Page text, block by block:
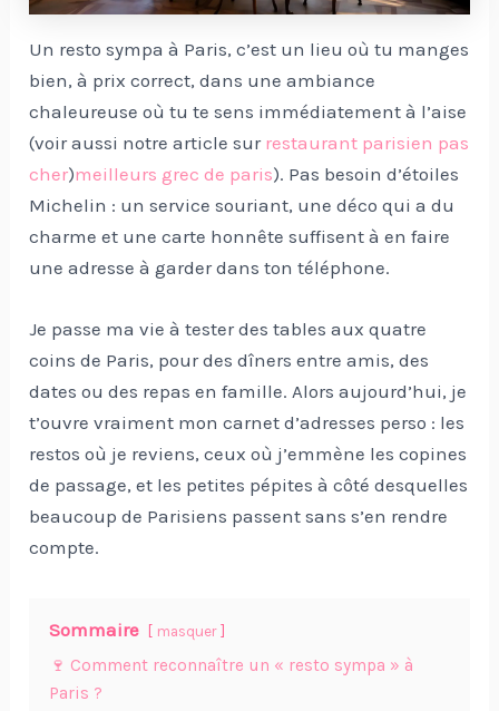
Un resto sympa à Paris, c’est un lieu où tu manges
bien, à prix correct, dans une ambiance
chaleureuse où tu te sens immédiatement à l’aise
(voir aussi notre article sur restaurant parisien pas
cher)meilleurs grec de paris). Pas besoin d’étoiles
Michelin : un service souriant, une déco qui a du
charme et une carte honnête suffisent à en faire
une adresse à garder dans ton téléphone.
Je passe ma vie à tester des tables aux quatre
coins de Paris, pour des dîners entre amis, des
dates ou des repas en famille. Alors aujourd’hui, je
t’ouvre vraiment mon carnet d’adresses perso : les
restos où je reviens, ceux où j’emmène les copines
de passage, et les petites pépites à côté desquelles
beaucoup de Parisiens passent sans s’en rendre
compte.
Sommaire masquer
🍷 Comment reconnaître un « resto sympa » à
Paris ?